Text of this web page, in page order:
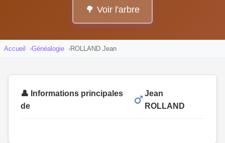
🌳 Voir l'arbre
Accueil Généalogie ROLLAND Jean
👤 Informations principales
de
Jean
ROLLAND